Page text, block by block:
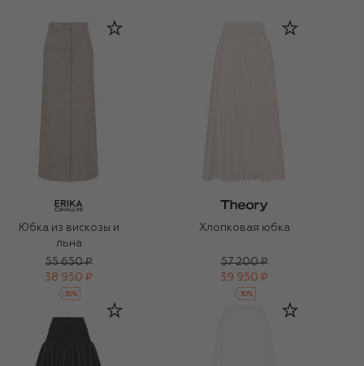
Юбка из вискозы и
льна
55 650 ₽
38 950 ₽
-30%
Хлопковая юбка
57 200 ₽
39 950 ₽
-30%